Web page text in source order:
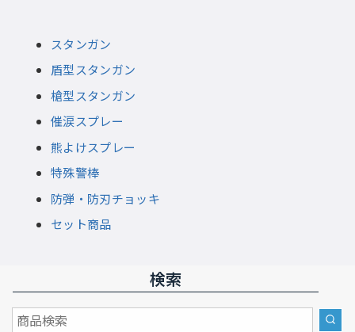
スタンガン
盾型スタンガン
槍型スタンガン
催涙スプレー
熊よけスプレー
特殊警棒
防弾・防刃チョッキ
セット商品
検索